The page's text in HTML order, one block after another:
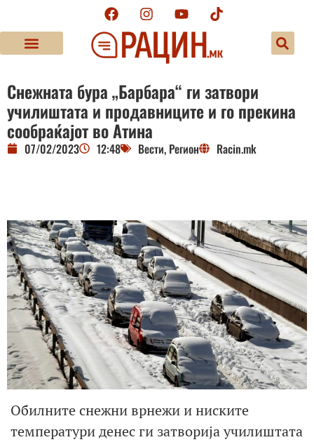
Снежната бура „Барбара“ ги затвори
училиштата и продавниците и го прекина
сообраќајот во Атина
07/02/2023 12:48 Вести, Регион Racin.mk
Обилните снежни врнежи и ниските
температури денес ги затворија училиштата